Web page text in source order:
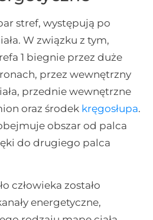
stref, występują po
W związku z tym,
1 biegnie przez duże
przez wewnętrzny
przednie wewnętrzne
oraz środek kręgosłupa.
obszar od palca
do drugiego palca
człowieka zostało
energetyczne,